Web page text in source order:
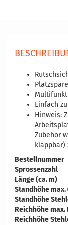
Einfach
Hinweis:
Zubehör
klappbar)
Bestellnummer
Sprossenzahl
Länge (ca. m)
Standhöhe max.
Standhöhe
Reichhöhe max.
Reichhöhe